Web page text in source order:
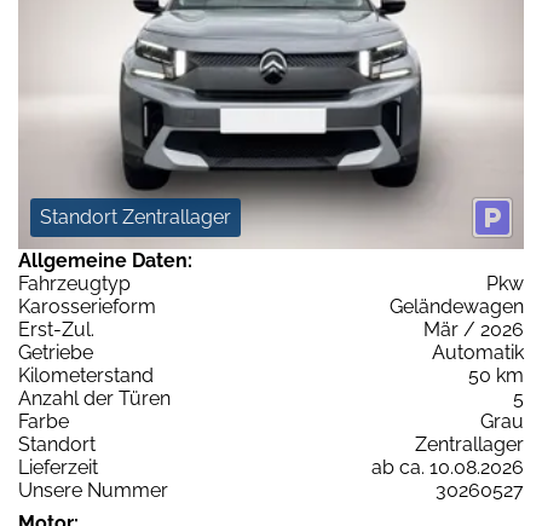
Standort Zentrallager
Allgemeine Daten:
Fahrzeugtyp
Pkw
Karosserieform
Geländewagen
Erst-Zul.
Mär / 2026
Getriebe
Automatik
Kilometerstand
50 km
Anzahl der Türen
5
Farbe
Grau
Standort
Zentrallager
Lieferzeit
ab ca. 10.08.2026
Unsere Nummer
30260527